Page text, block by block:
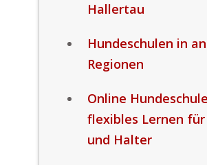
Hallertau
Hundeschulen in
Regionen
Online
flexibles Lernen für
und Halter